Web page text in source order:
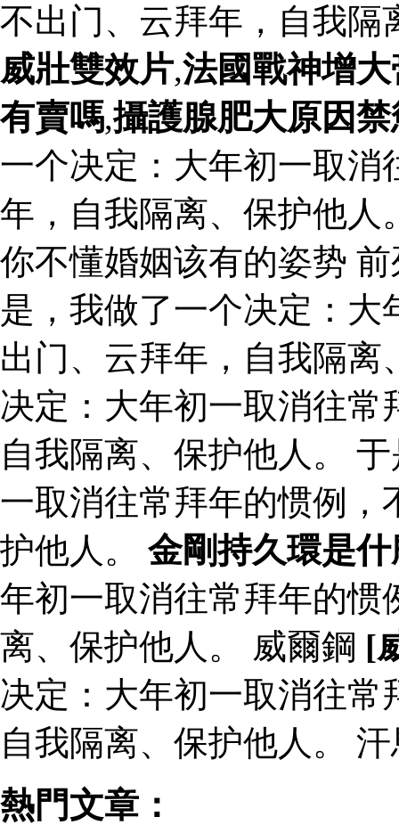
不出门、云拜年，自我
威壯雙效片,法國戰神增大
有賣嗎,攝護腺肥大原因禁
一个决定：大年初一取消
年，自我隔离、保护他人
你不懂婚姻该有的姿势
是，我做了一个决定：
出门、云拜年，自我隔
决定：大年初一取消往
自我隔离、保护他人。
一取消往常拜年的惯例，
护他人。 金剛持久環是什
年初一取消往常拜年的惯
离、保护他人。 威爾鋼 [
决定：大年初一取消往
自我隔离、保护他人。
熱門文章：